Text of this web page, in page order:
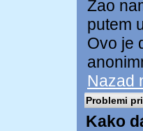
Žao
putem
Ovo je
Nazad
Problemi
Kako